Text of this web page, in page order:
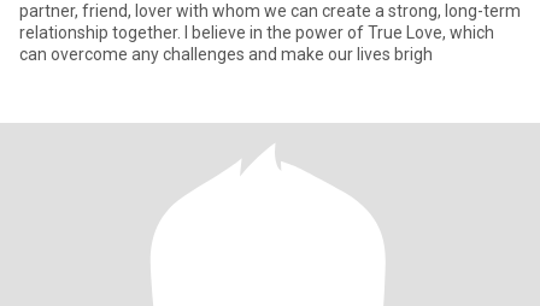
partner, friend, lover with whom we can create a strong, long-term
relationship together. I believe in the power of True Love, which
can overcome any challenges and make our lives brigh